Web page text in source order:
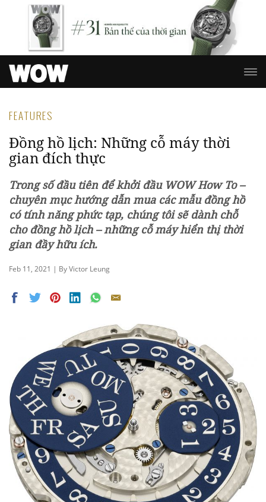
FEATURES
Đồng hồ lịch: Những cỗ máy thời
gian đích thực
Trong số đầu tiên để khởi đầu WOW How To –
chuyên mục hướng dẫn mua các mẫu đồng hồ
có tính năng phức tạp, chúng tôi sẽ dành chỗ
cho đồng hồ lịch – những cỗ máy hiển thị thời
gian đầy hữu ích.
Feb 11, 2021 | By Victor Leung